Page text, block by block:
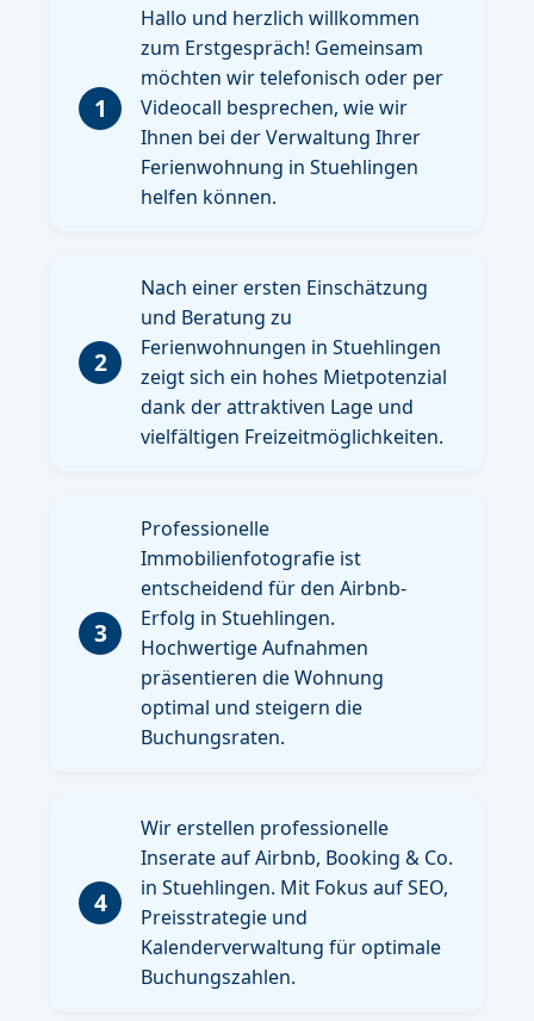
1
Hallo und herzlich willkommen
zum Erstgespräch! Gemeinsam
möchten wir telefonisch oder per
Videocall besprechen, wie wir
Ihnen bei der Verwaltung Ihrer
Ferienwohnung in Stuehlingen
helfen können.
2
Nach einer ersten Einschätzung
und Beratung zu
Ferienwohnungen in Stuehlingen
zeigt sich ein hohes Mietpotenzial
dank der attraktiven Lage und
vielfältigen Freizeitmöglichkeiten.
3
Professionelle
Immobilienfotografie ist
entscheidend für den Airbnb-
Erfolg in Stuehlingen.
Hochwertige Aufnahmen
präsentieren die Wohnung
optimal und steigern die
Buchungsraten.
4
Wir erstellen professionelle
Inserate auf Airbnb, Booking & Co.
in Stuehlingen. Mit Fokus auf SEO,
Preisstrategie und
Kalenderverwaltung für optimale
Buchungszahlen.